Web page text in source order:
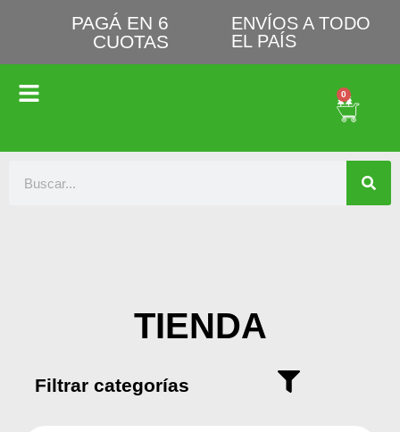
PAGÁ EN 6
CUOTAS
ENVÍOS A TODO
EL PAÍS
0
TIENDA
Filtrar categorías